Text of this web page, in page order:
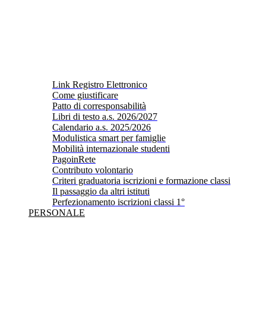
Link Registro Elettronico
Come giustificare
Patto di corresponsabilità
Libri di testo a.s. 2026/2027
Calendario a.s. 2025/2026
Modulistica smart per famiglie
Mobilità internazionale studenti
PagoinRete
Contributo volontario
Criteri graduatoria iscrizioni e formazione classi
Il passaggio da altri istituti
Perfezionamento iscrizioni classi 1°
PERSONALE